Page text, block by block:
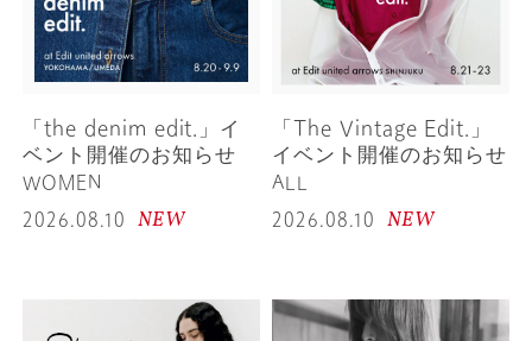
「the denim edit.」イ
ベント開催のお知らせ
WOMEN
2026.08.10 NEW
「The Vintage Edit.」
イベント開催のお知らせ
ALL
2026.08.10 NEW